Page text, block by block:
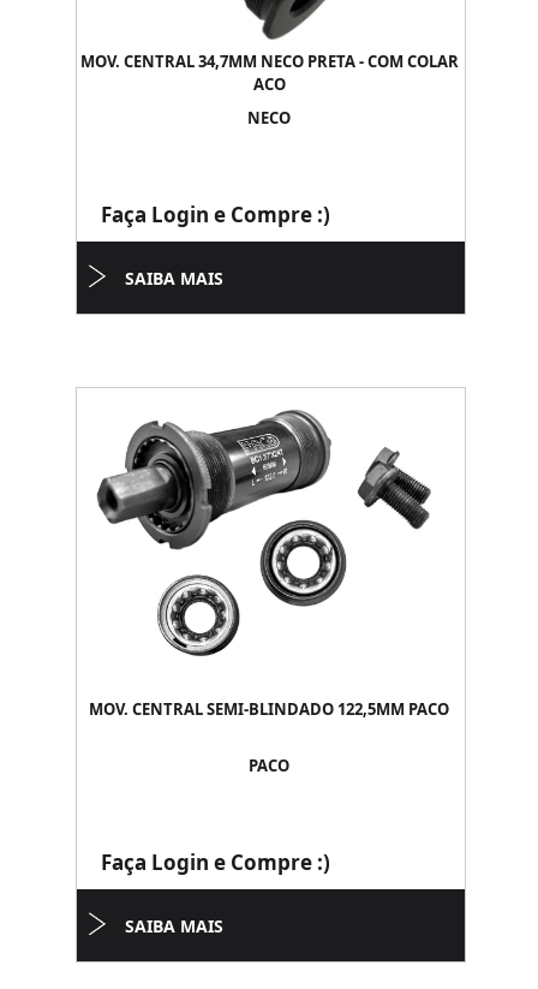
MOV. CENTRAL 34,7MM NECO PRETA - COM COLAR
ACO
NECO
Faça Login e Compre :)
SAIBA MAIS
MOV. CENTRAL SEMI-BLINDADO 122,5MM PACO
PACO
Faça Login e Compre :)
SAIBA MAIS